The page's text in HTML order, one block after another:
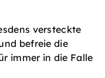
versteckte
befreie die
immer in die Falle